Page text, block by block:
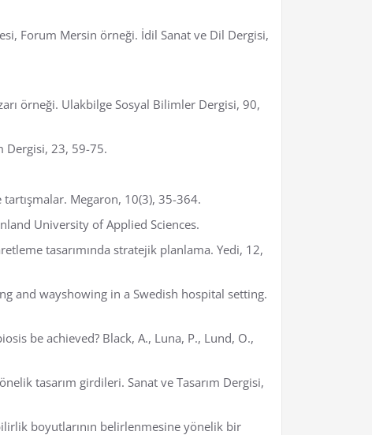
Forum Mersin örneği. İdil Sanat ve Dil Dergisi,
örneği. Ulakbilge Sosyal Bilimler Dergisi, 90,
Dergisi, 23, 59-75.
Megaron, 10(3), 35-364.
University of Applied Sciences.
tasarımında stratejik planlama. Yedi, 12,
and wayshowing in a Swedish hospital setting.
be achieved? Black, A., Luna, P., Lund, O.,
tasarım girdileri. Sanat ve Tasarım Dergisi,
boyutlarının belirlenmesine yönelik bir